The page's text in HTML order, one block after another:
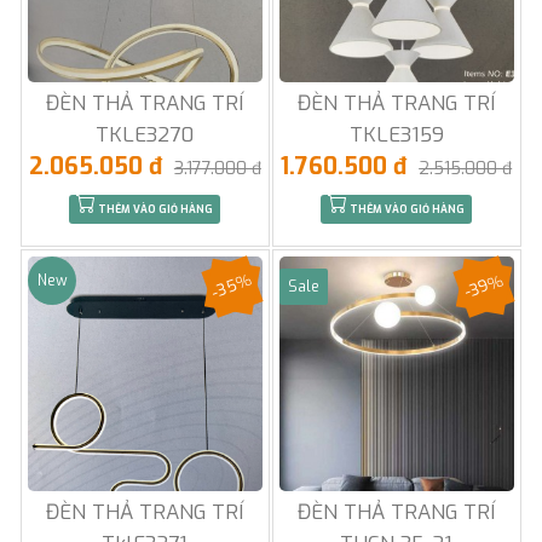
ĐÈN THẢ TRANG TRÍ
TKLE3270
2.065.050 đ 3.177.000 đ
THÊM VÀO GIỎ HÀNG
ĐÈN THẢ TRANG TRÍ
TKLE3159
1.760.500 đ 2.515.000 đ
THÊM VÀO GIỎ HÀNG
New
ĐÈN THẢ TRANG TRÍ
-35% Sale
ĐÈN THẢ TRANG TRÍ
-39%